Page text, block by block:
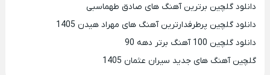
دانلود گلچین برترین آهنگ های صادق طهماسبی
دانلود گلچین پرطرفدارترین آهنگ های مهراد هیدن 1405
دانلود گلچین 100 آهنگ برتر دهه 90
گلچین آهنگ های جدید سیران عثمان 1405